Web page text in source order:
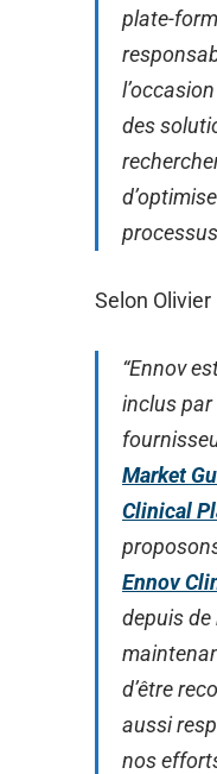
plate-
des
Selon Olivier
“Ennov
inclus par
Market
Clinical
Ennov
depuis
d’être
aussi
nos